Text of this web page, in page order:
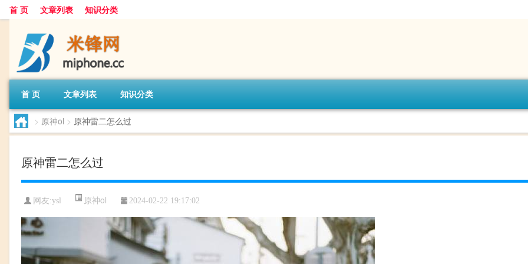
首 页 文章列表 知识分类
首 页 文章列表 知识分类
> 原神ol > 原神雷二怎么过
原神雷二怎么过
网友:ysl 原神ol 2024-02-22 19:17:02